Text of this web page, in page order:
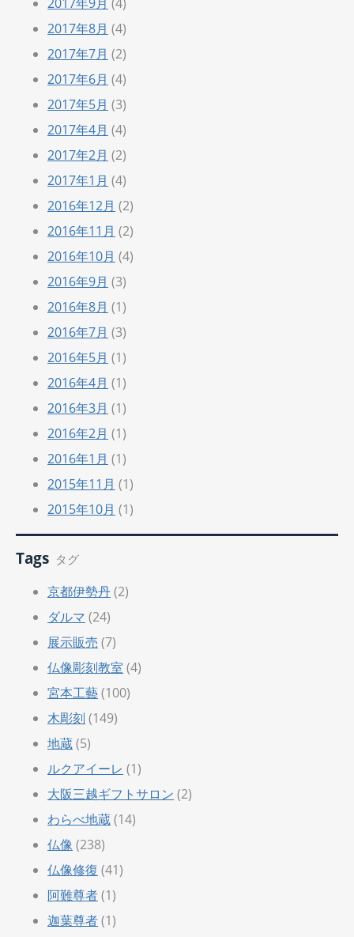
2017年8月 (4)
2017年7月 (2)
2017年6月 (4)
2017年5月 (3)
2017年4月 (4)
2017年2月 (2)
2017年1月 (4)
2016年12月 (2)
2016年11月 (2)
2016年10月 (4)
2016年9月 (3)
2016年8月 (1)
2016年7月 (3)
2016年5月 (1)
2016年4月 (1)
2016年3月 (1)
2016年2月 (1)
2016年1月 (1)
2015年11月 (1)
2015年10月 (1)
Tags タグ
京都伊勢丹(2)
ダルマ (24)
展示販売 (7)
仏像彫刻教室 (4)
宮本工藝(100)
木彫刻 (149)
地蔵(5)
ルクアイーレ (1)
大阪三越ギフトサロン (2)
わらべ地蔵(14)
仏像 (238)
仏像修復 (41)
阿難尊者(1)
迦葉尊者(1)